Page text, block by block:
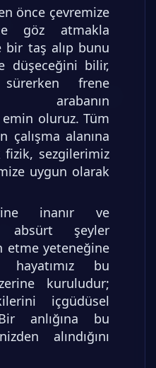
önce çevremize
göz atmakla
bir taş alıp bunu
düşeceğini bilir,
frene
arabanın
emin oluruz. Tüm
çalışma alanına
sezgilerimiz
uygun olarak
inanır ve
absürt şeyler
etme yeteneğine
hayatımız bu
kuruludur;
içgüdüsel
anlığına bu
alındığını